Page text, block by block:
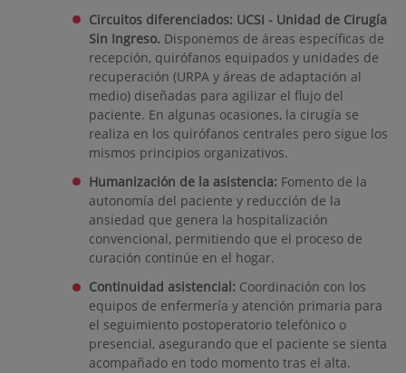
Circuitos diferenciados: UCSI - Unidad de Cirugía
Sin Ingreso. Disponemos de áreas específicas de
recepción, quirófanos equipados y unidades de
recuperación (URPA y áreas de adaptación al
medio) diseñadas para agilizar el flujo del
paciente. En algunas ocasiones, la cirugía se
realiza en los quirófanos centrales pero sigue los
mismos principios organizativos.
Humanización de la asistencia: Fomento de la
autonomía del paciente y reducción de la
ansiedad que genera la hospitalización
convencional, permitiendo que el proceso de
curación continúe en el hogar.
Continuidad asistencial: Coordinación con los
equipos de enfermería y atención primaria para
el seguimiento postoperatorio telefónico o
presencial, asegurando que el paciente se sienta
acompañado en todo momento tras el alta.